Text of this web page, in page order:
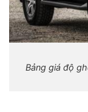
Bảng giá độ